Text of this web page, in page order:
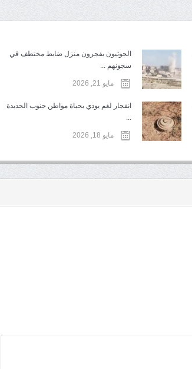
الحوثيون يفجرون منزل ضابط مختطف في
سجونهم ...
مايو 21, 2026
انفجار لغم يودي بحياة مواطن جنوب الحديدة
...
مايو 18, 2026